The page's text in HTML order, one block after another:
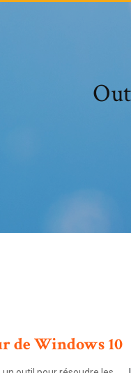
deWindows10